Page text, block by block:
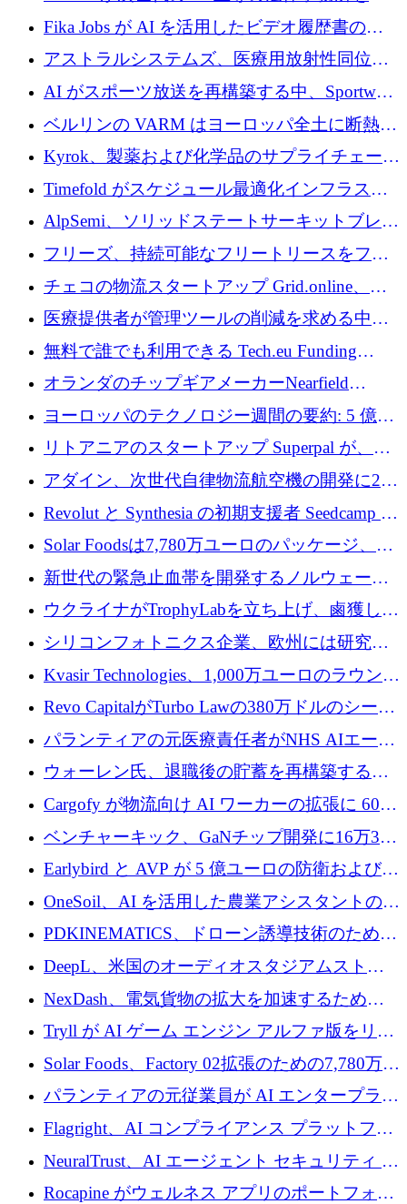
化するために 1,300 万ユーロを調達
Fika Jobs が AI を活用したビデオ履歴書のた
めに 400 万ドルを調達
アストラルシステムズ、医療用放射性同位元
素の世界的な不足に対処するために2,300万ポ
ンドを調達
AI がスポーツ放送を再構築する中、Sportway
が 2,000 万ユーロを調達
ベルリンの VARM はヨーロッパ全土に断熱材
を拡張するために 1,750 万ユーロを投資
Kyrok、製薬および化学品のサプライチェーン
に AI を導入するために 310 万ユーロを確保
Timefold がスケジュール最適化インフラスト
ラクチャを拡張するためにシリーズ A で
1,300 万ドルを調達
AlpSemi、ソリッドステートサーキットブレー
カー技術の進歩のために1,700万ユーロを調達
フリーズ、持続可能なフリートリースをフラ
ンス全土に拡大するために1,300万ユーロを確
保
チェコの物流スタートアップ Grid.online、配
送量が 1 年で 10 倍に増加し、400 万ユーロの
利益を獲得
医療提供者が管理ツールの削減を求める中、
a16z が Prosper AI を 3,000 万ドルで支援
無料で誰でも利用できる Tech.eu Funding
Explorer のご紹介
オランダのチップギアメーカーNearfield
Instrumentsが3億8,000万ドルを調達
ヨーロッパのテクノロジー週間の要約: 5 億
8,500 万ユーロを超える 60 以上のテクノロジ
リトアニアのスタートアップ Superpal が、
Slack 内に構築された AI コワーカー プラット
フォームのために 50 万ユーロを調達
アダイン、次世代自律物流航空機の開発に250
万ユーロを確保
Revolut と Synthesia の初期支援者 Seedcamp が
3 億 2,000 万ドルを調達、米国に投資
Solar Foodsは7,780万ユーロのパッケージ、5
億ユーロの防衛および二重用途成長基金EDM
を開始、ヨーロッパのシリコンフォトニクス
に警告
新世代の緊急止血帯を開発するノルウェーの
スタートアップ企業を紹介する
ウクライナがTrophyLabを立ち上げ、鹵獲した
ロシア兵器を戦場の研究開発プラットフォー
ムに変える
シリコンフォトニクス企業、欧州には研究を
商業的に成功させるためのインフラが不足し
Kvasir Technologies、1,000万ユーロのラウンド
で成長を促進
Revo CapitalがTurbo Lawの380万ドルのシード
ラウンドを主導し、訴訟プラットフォームを
パランティアの元医療責任者がNHS AIエージ
ェントの立ち上げに1,000万ポンドを調達
ウォーレン氏、退職後の貯蓄を再構築するた
めに1,000万ユーロを調達
Cargofy が物流向け AI ワーカーの拡張に 600
万ドルを獲得
ベンチャーキック、GaNチップ開発に16万3千
ユーロでMinisaを支援
Earlybird と AVP が 5 億ユーロの防衛および二
重用途の成長基金である E2D を立ち上げる
OneSoil、AI を活用した農業アシスタントの拡
大に​​ 100 万ユーロを確保
PDKINEMATICS、ドローン誘導技術のために
200 万ユーロを調達
DeepL、米国のオーディオスタジアムストリ
ーミング事業Mixhaloを買収
NexDash、電気貨物の拡大を加速するために
EIT Urban Mobilityから250万ユーロを確保
Tryll が AI ゲーム エンジン アルファ版をリリ
ースし、60 万ドルのプレシード資金を確保
Solar Foods、Factory 02拡張のための7,780万ユ
ーロの資金調達パッケージを獲得
パランティアの元従業員が AI エンタープライ
ズ スタートアップの Conduct に 6,000 万ドル
を調達
Flagright、AI コンプライアンス プラットフォ
ームを拡張するためにシリーズ A で 1,250 万
ドルを確保
NeuralTrust、AI エージェント セキュリティ プ
ラットフォームの拡張に 2,000 万ドルを調達
Rocapine がウェルネス アプリのポートフォリ